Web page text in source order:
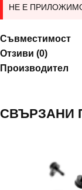
НЕ Е
Съвместимост
Отзиви (0)
Производител
СВЪРЗАНИ